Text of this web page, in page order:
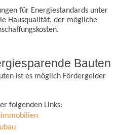
für Energiestandards unter
Hausqualität, der mögliche
Bauten
ist es möglich Fördergelder
folgenden Links: